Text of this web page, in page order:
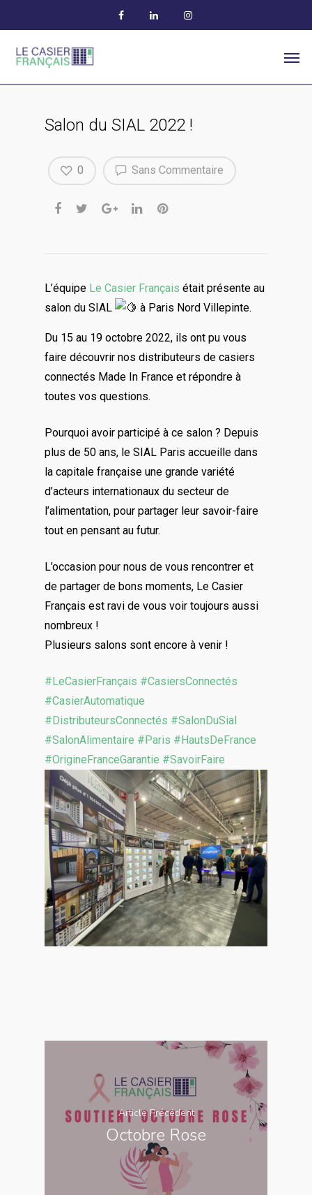
Salon du SIAL 2022 !
Sans Commentaire
0
L’équipe Le Casier Français était présente au
salon du SIAL
à Paris Nord Villepinte.
Du 15 au 19 octobre 2022, ils ont pu vous
faire découvrir nos distributeurs de casiers
connectés Made In France et répondre à
toutes vos questions.
Pourquoi avoir participé à ce salon ? Depuis
plus de 50 ans, le SIAL Paris accueille dans
la capitale française une grande variété
d’acteurs internationaux du secteur de
l’alimentation, pour partager leur savoir-faire
tout en pensant au futur.
L’occasion pour nous de vous rencontrer et
de partager de bons moments, Le Casier
Français est ravi de vous voir toujours aussi
nombreux !
Plusieurs salons sont encore à venir !
#LeCasierFrançais #CasiersConnectés
#CasierAutomatique
#DistributeursConnectés #SalonDuSial
#SalonAlimentaire #Paris #HautsDeFrance
#OrigineFranceGarantie #SavoirFaire
Article Précédent
Octobre Rose